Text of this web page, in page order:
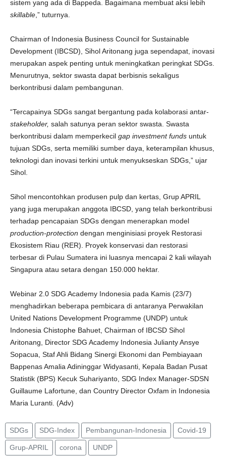
sistem yang ada di Bappeda. Bagaimana membuat aksi lebih
skillable ,” tuturnya.
Chairman of Indonesia Business Council for Sustainable
Development (IBCSD), Sihol Aritonang juga sependapat, inovasi
merupakan aspek penting untuk meningkatkan peringkat SDGs.
Menurutnya, sektor swasta dapat berbisnis sekaligus
berkontribusi dalam pembangunan.
“Tercapainya SDGs sangat bergantung pada kolaborasi antar-
stakeholder, salah satunya peran sektor swasta. Swasta
berkontribusi dalam memperkecil gap investment funds untuk
tujuan SDGs, serta memiliki sumber daya, keterampilan khusus,
teknologi dan inovasi terkini untuk menyukseskan SDGs,” ujar
Sihol.
Sihol mencontohkan produsen pulp dan kertas, Grup APRIL
yang juga merupakan anggota IBCSD, yang telah berkontribusi
terhadap pencapaian SDGs dengan menerapkan model
production-protection dengan menginisiasi proyek Restorasi
Ekosistem Riau (RER). Proyek konservasi dan restorasi
terbesar di Pulau Sumatera ini luasnya mencapai 2 kali wilayah
Singapura atau setara dengan 150.000 hektar.
Webinar 2.0 SDG Academy Indonesia pada Kamis (23/7)
menghadirkan beberapa pembicara di antaranya Perwakilan
United Nations Development Programme (UNDP) untuk
Indonesia Chistophe Bahuet, Chairman of IBCSD Sihol
Aritonang, Director SDG Academy Indonesia Julianty Ansye
Sopacua, Staf Ahli Bidang Sinergi Ekonomi dan Pembiayaan
Bappenas Amalia Adininggar Widyasanti, Kepala Badan Pusat
Statistik (BPS) Kecuk Suhariyanto, SDG Index Manager-SDSN
Guillaume Lafortune, dan Country Director Oxfam in Indonesia
Maria Luranti. (Adv)
SDGs SDG-Index Pembangunan-Indonesia Covid-19
Grup-APRIL corona UNDP